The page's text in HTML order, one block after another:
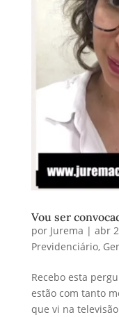
Vou ser
por Jurema | abr
Previdenciário,
Recebo esta
estão com tanto
que vi na